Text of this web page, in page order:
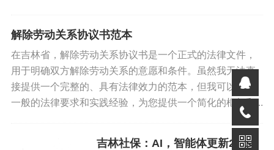
件，或提供原用人单位联系方式进行背景调查，对重要技
术人员了解是否存在尚未了解事宜。
招聘、录用时注意调查劳动者是否来自竞争企业，是否签
解除劳动关系协议书范本
在吉林省，解除劳动关系协议书是一个正式的法律文件，
用于明确双方解除劳动关系的意愿和条件。虽然我无法直
接提供一个完整的、具有法律效力的范本，但我可以根据
一般的法律要求和实践经验，为您提供一个简化的框架和...
吉林社保：AI，智能体更新2022-